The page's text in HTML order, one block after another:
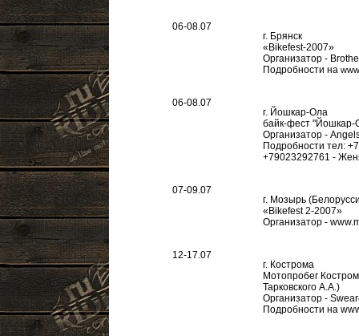
06-08.07
г. Брянск
«Bikefest-2007»
Организатор -
Подробности на
06-08.07
г. Йошкар-Ола
байк-фест "Йошкар-
Организатор -
Подробности тел:
+79023292761 -
07-09.07
г. Мозырь
«Bikefest 2-2007»
Организатор -
12-17.07
г. Кострома
Мотопробег
Тарковского А.А.)
Организатор -
Подробности на